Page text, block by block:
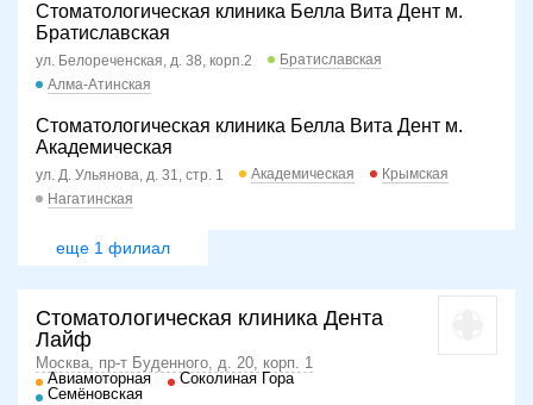
Стоматологическая клиника Белла Вита Дент м.
Братиславская
ул. Белореченская, д. 38, корп.2
Братиславская
Алма-Атинская
Стоматологическая клиника Белла Вита Дент м.
Академическая
ул. Д. Ульянова, д. 31, стр. 1 Академическая
Крымская
Нагатинская
еще 1 филиал
Стоматологическая клиника Дента
Лайф
Москва, пр-т Буденного, д. 20, корп. 1
Авиамоторная
Соколиная Гора
Семёновская